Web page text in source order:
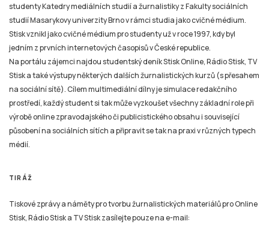
studenty Katedry mediálních studií a žurnalistiky z Fakulty sociálních
studií Masarykovy univerzity Brno v rámci studia jako cvičné médium.
Stisk vznikl jako cvičné médium pro studenty už v roce 1997, kdy byl
jedním z prvních internetových časopisů v České republice.
Na portálu zájemci najdou studentský deník Stisk Online, Rádio Stisk, TV
Stisk a také výstupy některých dalších žurnalistických kurzů (s přesahem
na sociální sítě). Cílem multimediální dílny je simulace redakčního
prostředí, každý student si tak může vyzkoušet všechny základní role při
výrobě online zpravodajského či publicistického obsahu i související
působení na sociálních sítích a připravit se tak na praxi v různých typech
médií.
TIRÁŽ
Tiskové zprávy a náměty pro tvorbu žurnalistických materiálů pro Online
Stisk, Rádio Stisk a TV Stisk zasílejte pouze na e-mail: